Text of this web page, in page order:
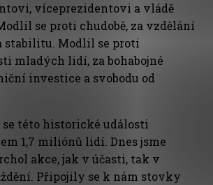
víceprezidentovi a vládě
se proti chudobě, za vzdělání
stabilitu. Modlil se proti
mladých lidí, za bohabojné
investice a svobodu od
této historické události
1,7 miliónů lidí. Dnes jsme
akce, jak v účasti, tak v
Připojily se k nám stovky